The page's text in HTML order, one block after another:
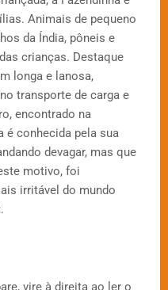
Animais de pequeno
da Índia, pôneis e
crianças. Destaque
longa e lanosa,
transporte de carga e
encontrado na
é conhecida pela sua
devagar, mas que
motivo, foi
irritável do mundo
vire à direita ao ler o